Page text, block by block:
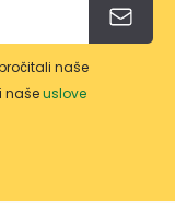
naše
našeuslove